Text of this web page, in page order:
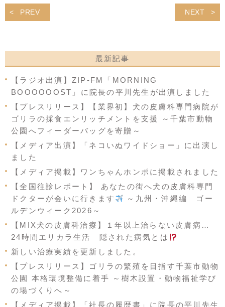
PREV NEXT
最新記事
【ラジオ出演】ZIP-FM「MORNING
BOOOOOOST」に院長の平川先生が出演しました
【プレスリリース】【業界初】犬の皮膚科専門病院が
ゴリラの採食エンリッチメントを支援 ～千葉市動物
公園へフィーダーバッグを寄贈～
【メディア出演】「ネコいぬワイドショー」に出演し
ました
【メディア掲載】ワンちゃんホンポに掲載されました
【全国往診レポート】 あなたの街へ犬の皮膚科専門
ドクターが会いに行きます
～九州・沖縄編 ゴー
ルデンウィーク2026～
【MIX犬の皮膚科治療】１年以上治らない皮膚病…
24時間エリカラ生活 隠された病気とは
新しい治療実績を更新しました。
【プレスリリース】ゴリラの繁殖を目指す千葉市動物
公園 本格環境整備に着手 ～樹木設置・動物福祉学び
の場づくりへ～
【メディア掲載】「社長の履歴書」に院長の平川先生